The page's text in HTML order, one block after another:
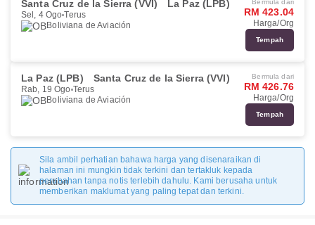
Santa Cruz de la Sierra (VVI) La Paz (LPB)
Sel, 4 Ogo Terus
Boliviana de Aviación
Bermula dari
RM 423.04
Harga/Org
Tempah
La Paz (LPB) Santa Cruz de la Sierra (VVI)
Rab, 19 Ogo Terus
Boliviana de Aviación
Bermula dari
RM 426.76
Harga/Org
Tempah
Sila ambil perhatian bahawa harga yang disenaraikan di
halaman ini mungkin tidak terkini dan tertakluk kepada
perubahan tanpa notis terlebih dahulu. Kami berusaha untuk
memberikan maklumat yang paling tepat dan terkini.